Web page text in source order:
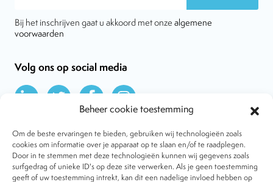
Beheer cookie toestemming
Om de beste ervaringen te bieden, gebruiken wij technologieën zoals
cookies om informatie over je apparaat op te slaan en/of te raadplegen.
Door in te stemmen met deze technologieën kunnen wij gegevens zoals
surfgedrag of unieke ID's op deze site verwerken. Als je geen toestemming
geeft of uw toestemming intrekt, kan dit een nadelige invloed hebben op
Bij het inschrijven gaat u akkoord met onze algemene
voorwaarden
Volg ons op social media
Over VtdK
Contact